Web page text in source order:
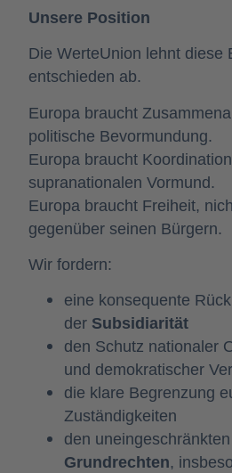
Unsere Position
Die WerteUnion lehnt diese
entschieden ab.
Europa braucht
politische Bevormundung.
Europa braucht
supranationalen Vormund.
Europa braucht Freiheit,
gegenüber seinen Bürgern.
Wir fordern:
eine konsequente
der Subsidiarität
den Schutz nationaler
und demokratischer
die klare Begrenzung
Zuständigkeiten
den
Grundrechten,